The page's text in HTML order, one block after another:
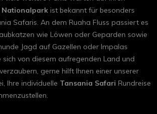
Nationalpark ist bekannt für besonders
Safaris. An dem Ruaha Fluss passiert es
wie Löwen oder Geparden sowie
Jagd auf Gazellen oder Impalas
sich von diesem aufregenden Land und
gerne hilft Ihnen einer unserer
Ihre individuelle Tansania Safari Rundreise